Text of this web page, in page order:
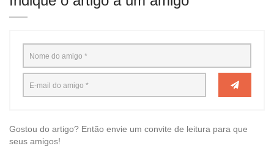
Gostou do artigo? Então envie um convite de leitura para que
seus amigos!